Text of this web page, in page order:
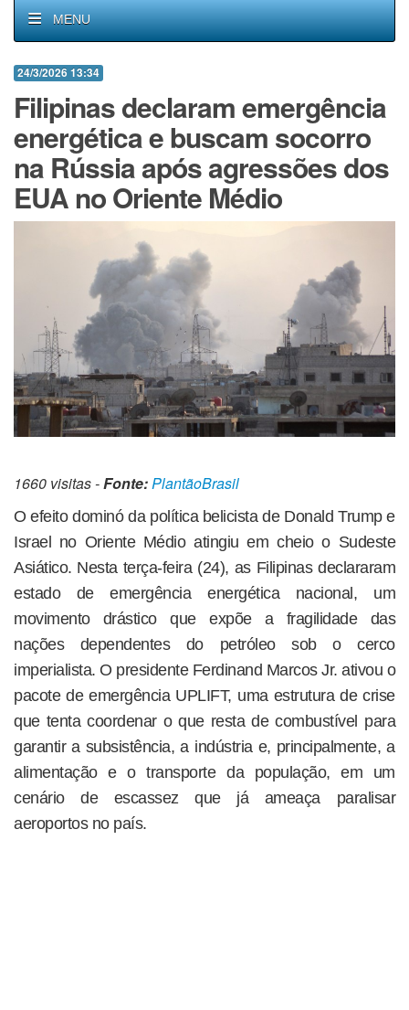
MENU
24/3/2026 13:34
Filipinas declaram emergência
energética e buscam socorro
na Rússia após agressões dos
EUA no Oriente Médio
1660 visitas -Fonte: PlantãoBrasil
O efeito dominó da política belicista de Donald Trump e
Israel no Oriente Médio atingiu em cheio o Sudeste
Asiático. Nesta terça-feira (24), as Filipinas declararam
estado de emergência energética nacional, um
movimento drástico que expõe a fragilidade das
nações dependentes do petróleo sob o cerco
imperialista. O presidente Ferdinand Marcos Jr. ativou o
pacote de emergência UPLIFT, uma estrutura de crise
que tenta coordenar o que resta de combustível para
garantir a subsistência, a indústria e, principalmente, a
alimentação e o transporte da população, em um
cenário de escassez que já ameaça paralisar
aeroportos no país.